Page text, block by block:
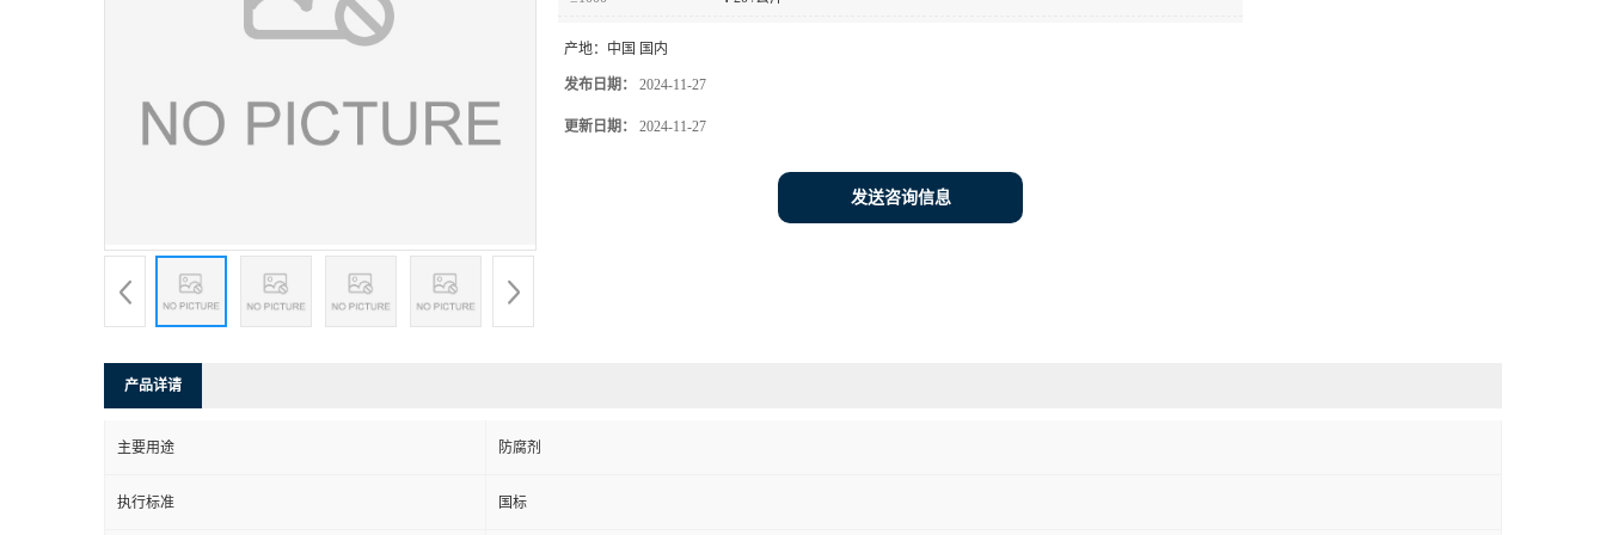
产地： 中国 国内
发布日期： 2024-11-27
更新日期： 2024-11-27
发送咨询信息
产品详请
主要用途 防腐剂
执行标准 国标